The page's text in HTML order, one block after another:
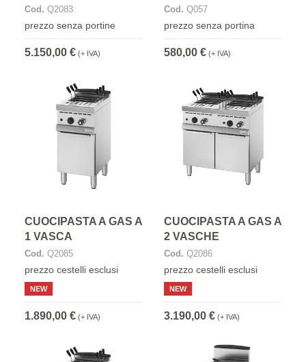
Cod. Q2083
prezzo senza portine
5.150,00 € (+ IVA)
Cod. Q057
prezzo senza portina
580,00 € (+ IVA)
CUOCIPASTA A GAS A
1 VASCA
Cod. Q2085
prezzo cestelli esclusi
NEW
1.890,00 € (+ IVA)
CUOCIPASTA A GAS A
2 VASCHE
Cod. Q2086
prezzo cestelli esclusi
NEW
3.190,00 € (+ IVA)